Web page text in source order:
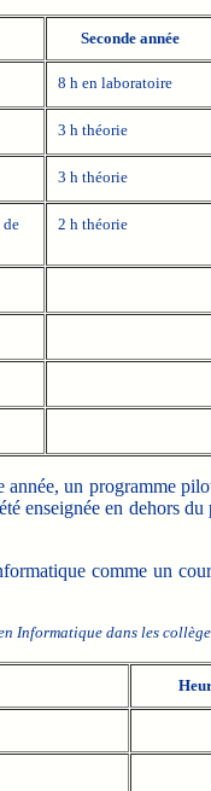
Seconde année
8 h en laboratoire
3 h théorie
3 h théorie
2 h théorie
un programme
en dehors
comme un
Informatique dans les